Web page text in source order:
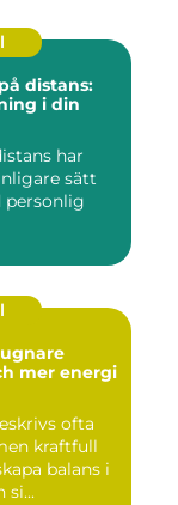
distans:
i din
har
sätt
personlig
mer energi
ofta
kraftfull
balans i
si...